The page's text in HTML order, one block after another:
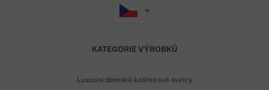
KATEGORIE VÝROBKŮ
Luxusní dámské kašmírové svetry